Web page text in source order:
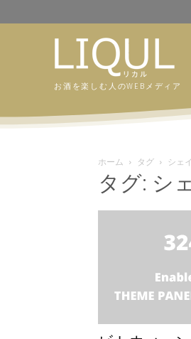
お酒を楽しむ人のWEBメディア
ホーム タグ シェ
タグ: シ